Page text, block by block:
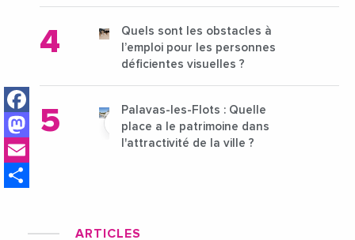
Facebook
Mastodon
Quels sont les obstacles à
l’emploi pour les personnes
déficientes visuelles ?
Palavas-les-Flots : Quelle
place a le patrimoine dans
l'attractivité de la ville ?
ARTICLES